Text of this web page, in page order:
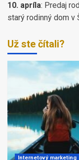
10. apríla: Predaj
starý rodinný dom v
Už ste čítali?
Internetový marketing